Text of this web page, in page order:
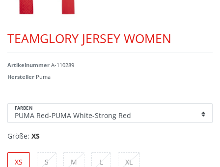
TEAMGLORY JERSEY WOMEN
Artikelnummer A-110289
Hersteller Puma
FARBEN
Größe: XS
XS S M L XL